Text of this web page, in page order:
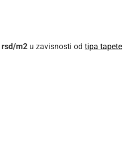
rsd u zavisnosti od tipa tapete